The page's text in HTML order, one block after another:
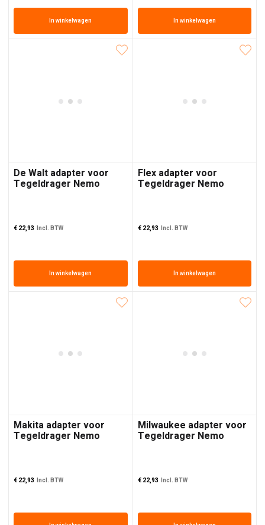
In winkelwagen In winkelwagen
De Walt adapter voor
Tegeldrager Nemo
€ 22,93 Incl. BTW
In winkelwagen
Flex adapter voor
Tegeldrager Nemo
€22,93 Incl. BTW
In winkelwagen
Makita adapter voor
Tegeldrager Nemo
€ 22,93 Incl. BTW
Milwaukee adapter voor
Tegeldrager Nemo
€22,93 Incl. BTW